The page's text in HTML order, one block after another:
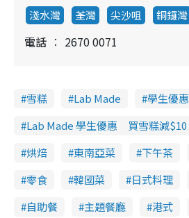
淺水灣 荃灣 尖沙咀 銅鑼灣
電話 2670 0071
雪糕 Lab Made
學生優惠
Lab Made 學生優惠 買雪糕減$10
烘焙
東南亞菜 下午茶
零食
韓國菜 日式料理
自助餐
主題餐廳 港式